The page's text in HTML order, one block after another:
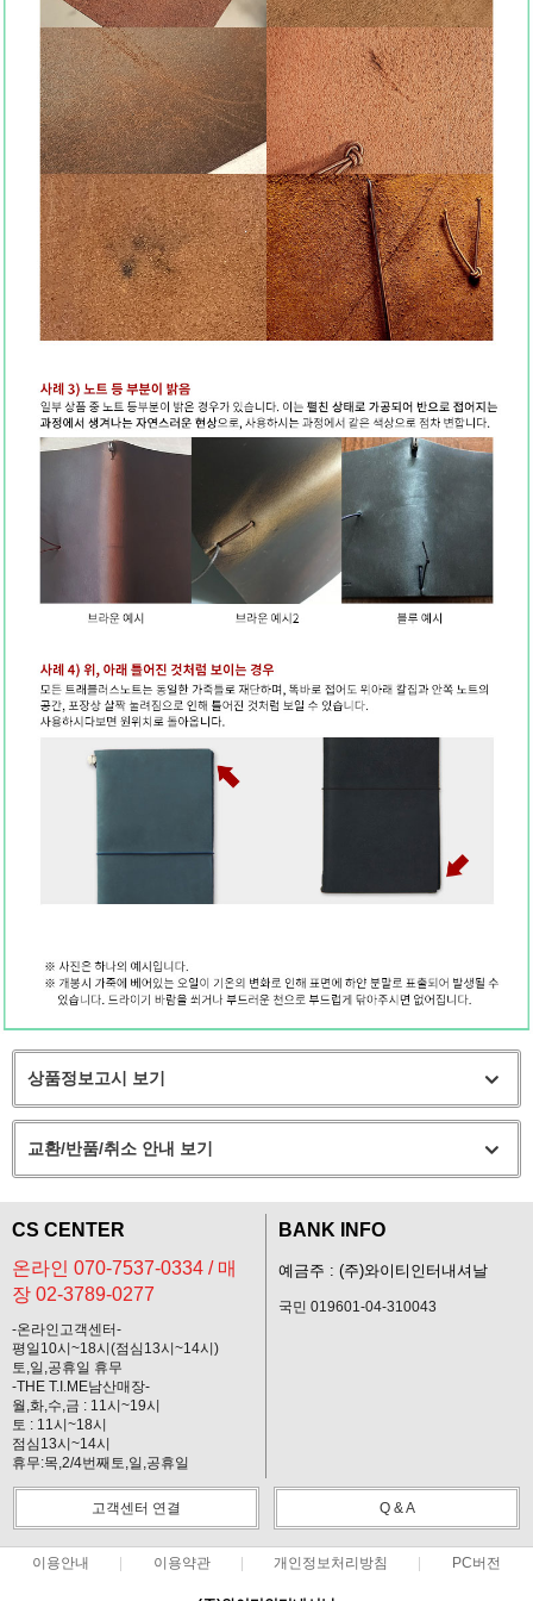
상품정보고시 보기
교환/반품/취소 안내 보기
CS CENTER
온라인 070-7537-0334 / 매
장 02-3789-0277
-온라인고객센터-
평일10시~18시(점심13시~14시)
토,일,공휴일 휴무
-THE T.I.ME남산매장-
월,화,수,금 : 11시~19시
토 : 11시~18시
점심13시~14시
휴무:목,2/4번째토,일,공휴일
BANK INFO
예금주 : (주)와이티인터내셔날
국민 019601-04-310043
고객센터 연결 Q & A
이용안내 이용약관 개인정보처리방침 PC버전